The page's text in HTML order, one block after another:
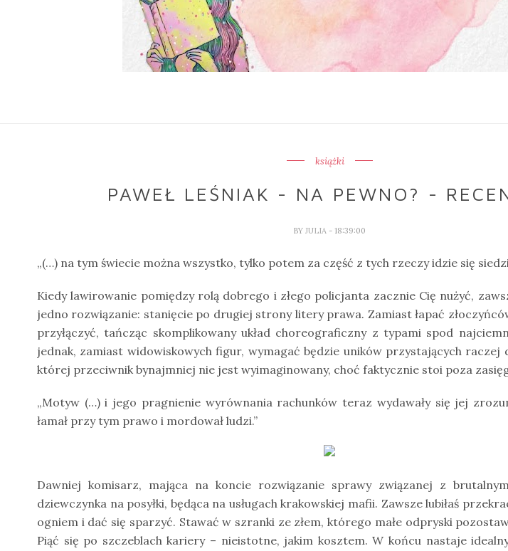
książki
PAWEŁ LEŚNIAK - NA PEWNO? -
BYJULIA - 18:39:00
„(…) na tym świecie można wszystko, tylko potem za część z tych rzeczy idzie się
Kiedy lawirowanie pomiędzy rolą dobrego i złego policjanta zacznie Cię nużyć,
jedno rozwiązanie: stanięcie po drugiej strony litery prawa. Zamiast łapać
przyłączyć, tańcząc skomplikowany układ choreograficzny z typami spod
jednak, zamiast widowiskowych figur, wymagać będzie uników przystających raczej
której przeciwnik bynajmniej nie jest wyimaginowany, choć faktycznie stoi poza
„Motyw (…) i jego pragnienie wyrównania rachunków teraz wydawały się jej
łamał przy tym prawo i mordował ludzi.”
Dawniej komisarz, mająca na koncie rozwiązanie sprawy związanej z
dziewczynka na posyłki, będąca na usługach krakowskiej mafii. Zawsze lubiłaś
ogniem i dać się sparzyć. Stawać w szranki ze złem, którego małe odpryski
Piąć się po szczeblach kariery – nieistotne, jakim kosztem. W końcu nastaje